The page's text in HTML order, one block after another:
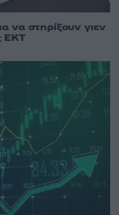
να στηρίξουν γιεν
ΕΚΤ